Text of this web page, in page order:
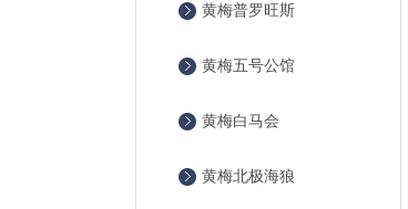
黄梅普罗旺斯
黄梅五号公馆
黄梅白马会
黄梅北极海狼